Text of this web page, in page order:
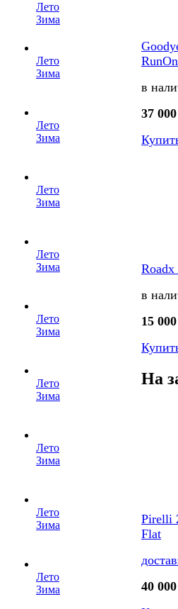
Лето
Зима
Лето
Зима
Лето
Зима
Лето
Зима
Лето
Зима
Лето
Зима
Лето
Зима
Лето
Зима
Лето
Зима
Лето
Зима
в
37 000
в
15 000
На
Pirelli
Flat
40 000